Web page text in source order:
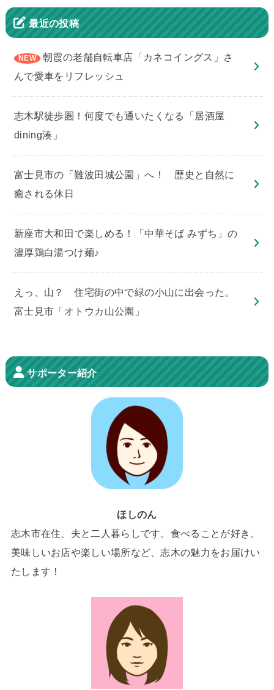
最近の投稿
朝霞の老舗自転車店「カネコイングス」さ
んで愛車をリフレッシュ
志木駅徒歩圏！何度でも通いたくなる「居酒屋
dining湊」
​富士見市の「難波田城公園」へ！ 歴史と自然に
癒される休日
新座市大和田で楽しめる！「中華そば みずち」の
濃厚鶏白湯つけ麺♪
えっ、山？ 住宅街の中で緑の小山に出会った。
富士見市「オトウカ山公園」
サポーター紹介
ほしのん
志木市在住、夫と二人暮らしです。食べることが好き。
美味しいお店や楽しい場所など、志木の魅力をお届けい
たします！